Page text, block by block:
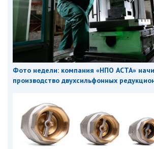
Фото недели: компания «НПО АСТА»
производство двухсильфонных